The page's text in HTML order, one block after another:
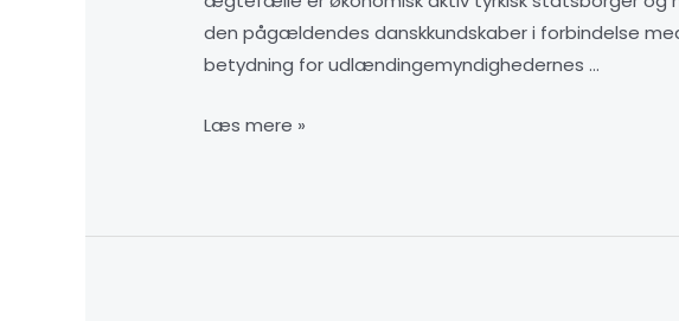
den pågældendes danskkundskaber i forbindelse
betydning for udlændingemyndighedernes …
Læs mere »